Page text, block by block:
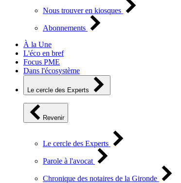
Nous trouver en kiosques
Abonnements
À la Une
L'éco en bref
Focus PME
Dans l'écosystème
Le cercle des Experts
Revenir
Le cercle des Experts
Parole à l'avocat
Chronique des notaires de la Gironde